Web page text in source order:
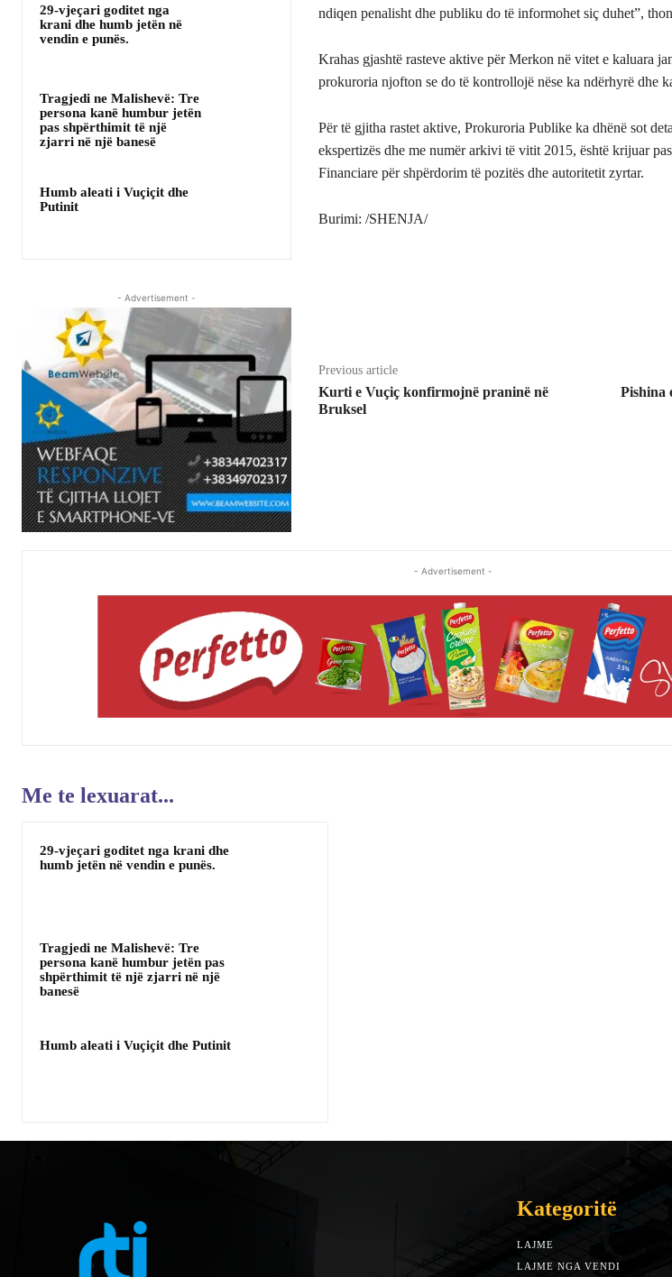
29-vjeçari goditet nga
krani dhe humb jetën në
vendin e punës.
Tragjedi ne Malishevë: Tre
persona kanë humbur jetën
pas shpërthimit të një
zjarri në një banesë
Humb aleati i Vuçiçit dhe
Putinit
- Advertisement -
ndiqen penalisht dhe publiku do të informohet siç duhet”,
Krahas gjashtë rasteve aktive për Merkon në vitet e kaluara
prokuroria njofton se do të kontrollojë nëse ka ndërhyrë dhe
Për të gjitha rastet aktive, Prokuroria Publike ka dhënë sot
ekspertizës dhe me numër arkivi të vitit 2015, është krijuar
Financiare për shpërdorim të pozitës dhe autoritetit zyrtar.
Burimi: /SHENJA/
Previous article
Kurti e Vuçiç konfirmojnë praninë në
Bruksel
Pishina
- Advertisement -
Me te lexuarat...
29-vjeçari goditet nga krani dhe
humb jetën në vendin e punës.
Tragjedi ne Malishevë: Tre
persona kanë humbur jetën pas
shpërthimit të një zjarri në një
banesë
Humb aleati i Vuçiçit dhe Putinit
Kategoritë
LAJME
LAJME NGA VENDI